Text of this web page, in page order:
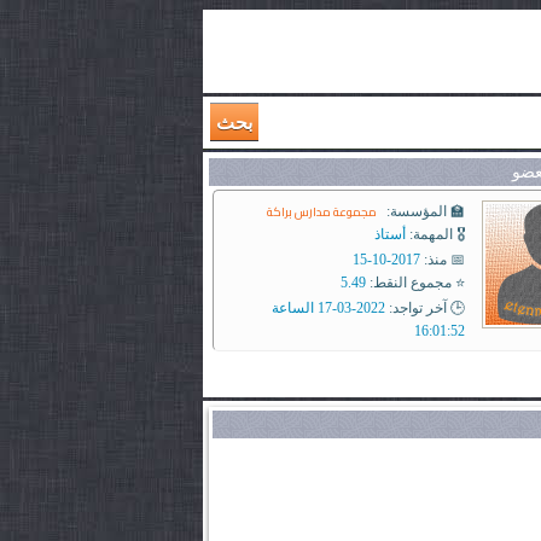
بحث
🏫 المؤسسة: مجموعة مدارس براكة
🎖️ المهمة: أستاذ
📅 منذ: 2017-10-15
⭐ مجموع النقط: 5.49
🕒 آخر تواجد:
2022-03-17 الساعة
16:01:52